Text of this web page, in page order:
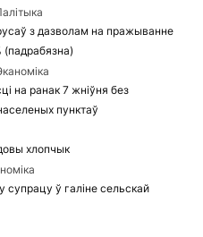
з дазволам на пражыванне
на ранак 7 жніўня без
пунктаў
хлопчык
ў галіне сельскай